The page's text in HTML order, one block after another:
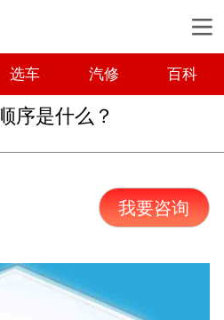
选车 汽修 百科
序是什么？
我要咨询